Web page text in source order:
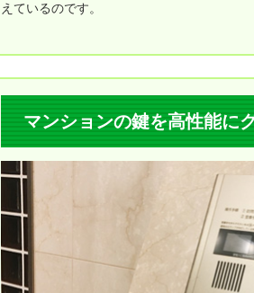
えているのです。
マンションの鍵を高性能に